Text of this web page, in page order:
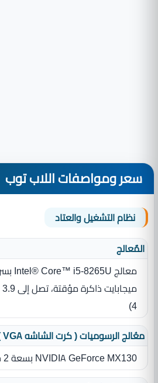
سعر ومواصفات اللاب توب
نظام التشغيل والعتاد
المٌعالج
4‏)‏
معُالج الرسوميات ( كرت الشاشه VGA )
NVIDIA GeForce MX130 بسعة 2 جيجا بايت GDDR5